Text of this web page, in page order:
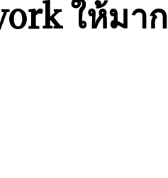
ให้มาก